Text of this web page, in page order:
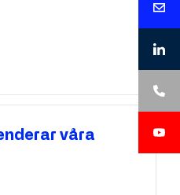
våra